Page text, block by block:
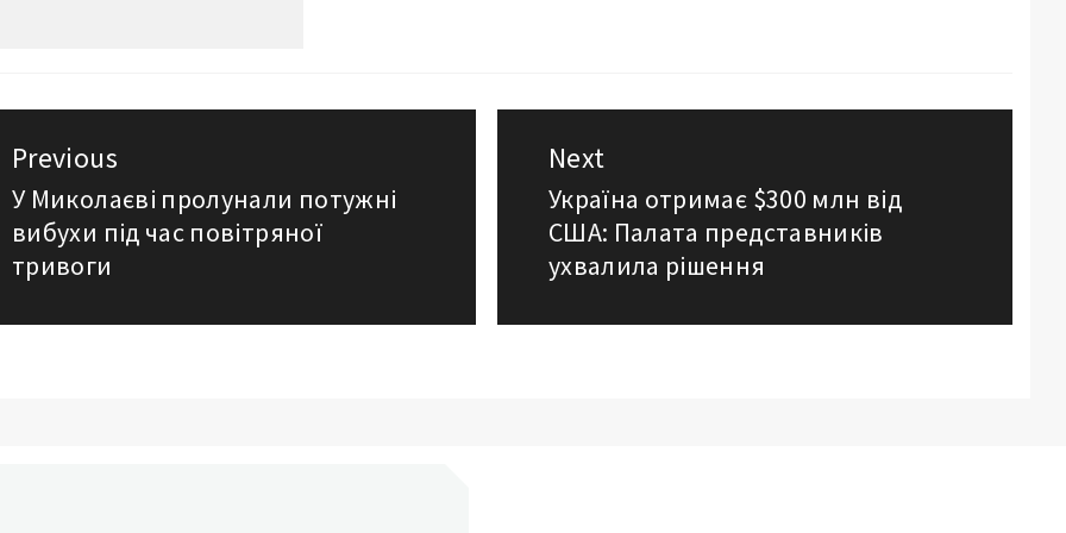
Previous
Previous
post:
У Миколаєві пролунали потужні
вибухи під час повітряної
тривоги
Next
Next
post:
Україна отримає $300 млн від
США: Палата представників
ухвалила рішення